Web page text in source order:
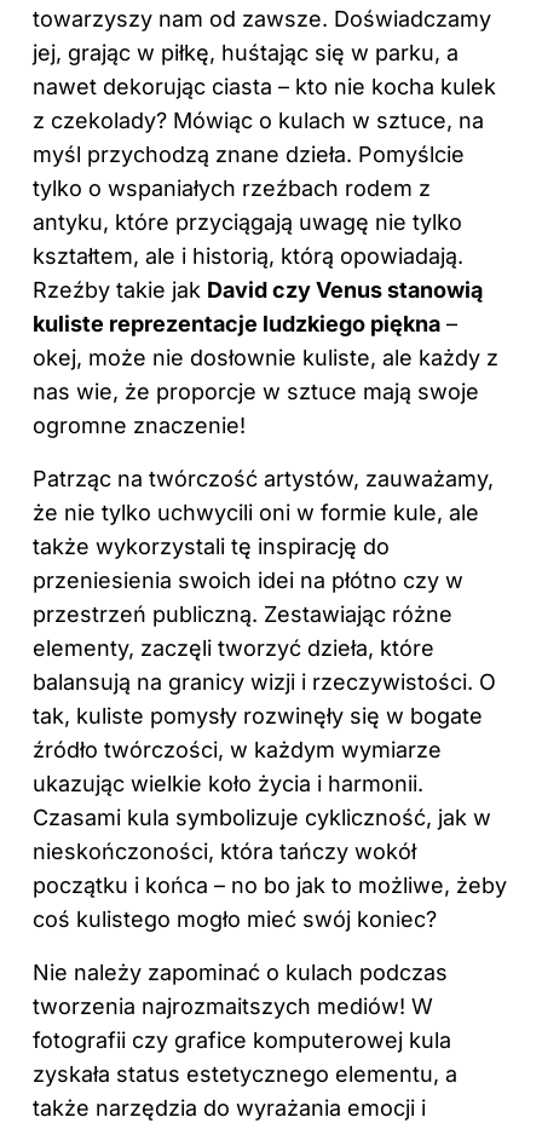
towarzyszy nam od zawsze. Doświadczamy
jej, grając w piłkę, huśtając się w parku, a
nawet dekorując ciasta – kto nie kocha kulek
z czekolady? Mówiąc o kulach w sztuce, na
myśl przychodzą znane dzieła. Pomyślcie
tylko o wspaniałych rzeźbach rodem z
antyku, które przyciągają uwagę nie tylko
kształtem, ale i historią, którą opowiadają.
Rzeźby takie jak David czy Venus stanowią
kuliste reprezentacje ludzkiego piękna –
okej, może nie dosłownie kuliste, ale każdy z
nas wie, że proporcje w sztuce mają swoje
ogromne znaczenie!
Patrząc na twórczość artystów, zauważamy,
że nie tylko uchwycili oni w formie kule, ale
także wykorzystali tę inspirację do
przeniesienia swoich idei na płótno czy w
przestrzeń publiczną. Zestawiając różne
elementy, zaczęli tworzyć dzieła, które
balansują na granicy wizji i rzeczywistości. O
tak, kuliste pomysły rozwinęły się w bogate
źródło twórczości, w każdym wymiarze
ukazując wielkie koło życia i harmonii.
Czasami kula symbolizuje cykliczność, jak w
nieskończoności, która tańczy wokół
początku i końca – no bo jak to możliwe, żeby
coś kulistego mogło mieć swój koniec?
Nie należy zapominać o kulach podczas
tworzenia najrozmaitszych mediów! W
fotografii czy grafice komputerowej kula
zyskała status estetycznego elementu, a
także narzędzia do wyrażania emocji i